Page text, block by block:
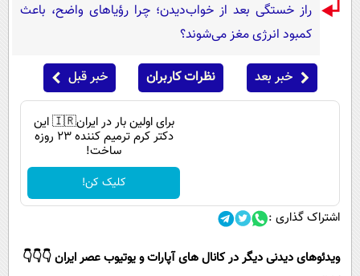
راز خستگی بعد از خواب‌دیدن؛ چرا رؤیاهای واضح، باعث
کمبود انرژی مغز می‌شوند؟
خبر بعد نظرات کاربران خبر قبل
برای اولین بار در ایران🇮🇷 این
دکتر کرم ترمیم کننده 23 روزه
ساخت!
کلیک کن!
اشتراک گذاری :
ویدئوهای دیدنی دیگر در کانال های آپارات و یوتیوب عصر ایران 👇👇👇